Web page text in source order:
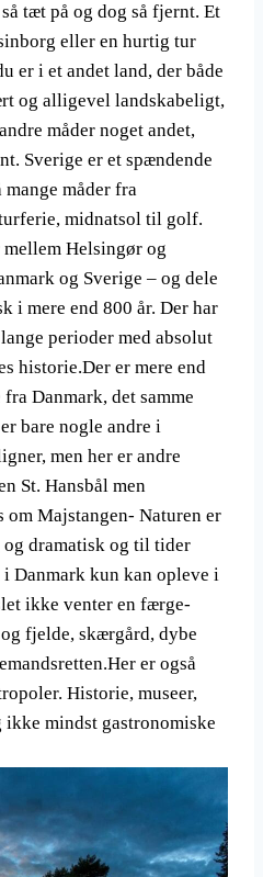
tæt på og dog så fjernt. Et
eller en hurtig tur
er i et andet land, der både
og alligevel landskabeligt,
måder noget andet,
Sverige er et spændende
måder fra
midnatsol til golf.
Helsingør og
og Sverige – og dele
i mere end 800 år. Der har
perioder med absolut
historie.Der er mere end
Danmark, det samme
bare nogle andre i
men her er andre
St. Hansbål men
om Majstangen- Naturen er
og dramatisk og til tider
Danmark kun kan opleve i
ikke venter en færge-
fjelde, skærgård, dybe
er også
Historie, museer,
mindst gastronomiske